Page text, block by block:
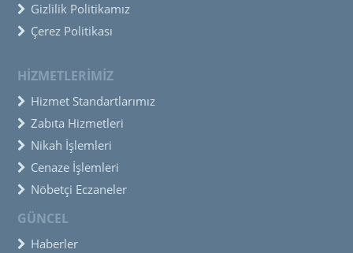
Gizlilik Politikamız
Çerez Politikası
HİZMETLERİMİZ
Hizmet Standartlarımız
Zabıta Hizmetleri
Nikah İşlemleri
Cenaze İşlemleri
Nöbetçi Eczaneler
GÜNCEL
Haberler